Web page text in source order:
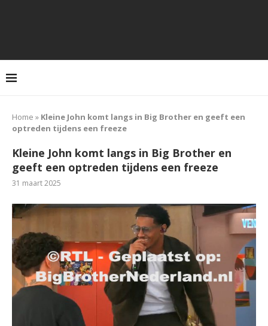
Home » Kleine John komt langs in Big Brother en geeft een
optreden tijdens een freeze
Kleine John komt langs in Big Brother en
geeft een optreden tijdens een freeze
31 maart 2025